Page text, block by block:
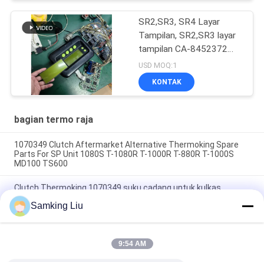
SR2,SR3, SR4 Layar
Tampilan, SR2,SR3 layar
tampilan CA-8452372
Tipe Layar Hijau LCD
untuk THERMO KING
SB210 SB230 Suku
USD MOQ:1
KONTAK
bagian termo raja
1070349 Clutch Aftermarket Alternative Thermoking Spare
Parts For SP Unit 1080S T-1080R T-1000R T-880R T-1000S
MD100 TS600
Clutch Thermoking 1070349 suku cadang untuk kulkas
lakukan untuk SP Unit T-1080S T-1080R T-1000R T-880R T-
1000S MD100 TS600
menggunakan penutup yang sama, T-1000M/T-1000R/T-
1080Pro menggunakan penutup yang sama kami memasok
Samking Liu
9:54 AM